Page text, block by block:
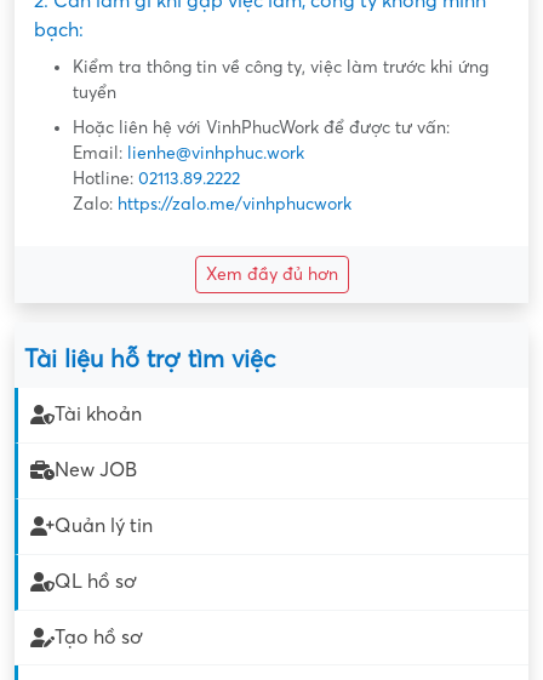
bạch:
Kiểm tra thông tin về công ty, việc làm trước khi ứng
tuyển
Hoặc liên hệ với VinhPhucWork để được tư vấn:
Email: lienhe@vinhphuc.work
Hotline: 02113.89.2222
Zalo: https://zalo.me/vinhphucwork
Xem đầy đủ hơn
Tài liệu hỗ trợ tìm việc
Tài khoản
New JOB
Quản lý tin
QL hồ sơ
Tạo hồ sơ